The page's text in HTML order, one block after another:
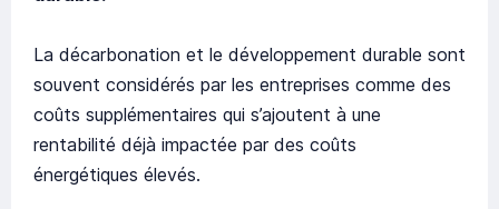
La décarbonation et le développement durable sont
souvent considérés par les entreprises comme des
coûts supplémentaires qui s’ajoutent à une
rentabilité déjà impactée par des coûts
énergétiques élevés.